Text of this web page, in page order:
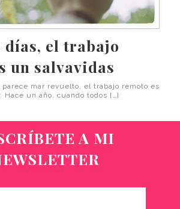
días, el trabajo
un salvavidas
mar revuelto, el trabajo remoto es
Hace un año, cuando todos […]
A MI